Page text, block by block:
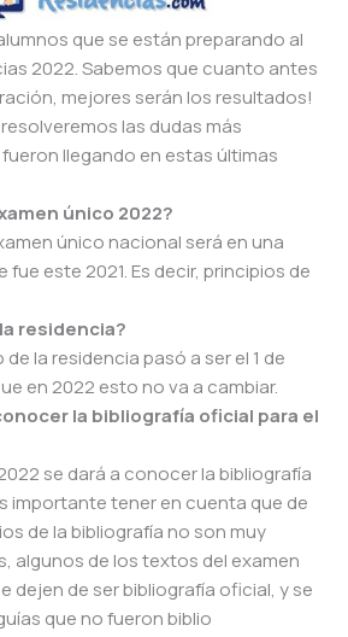
que se están preparando al
2022. Sabemos que cuanto antes
mejores serán los resultados!
las dudas más
llegando en estas últimas
único 2022?
único nacional será en una
fue este 2021. Es decir, principios de
residencia?
la residencia pasó a ser el 1 de
en 2022 esto no va a cambiar.
la bibliografía oficial para el
se dará a conocer la bibliografía
importante tener en cuenta que de
de la bibliografía no son muy
algunos de los textos del examen
dejen de ser bibliografía oficial, y se
que no fueron biblio